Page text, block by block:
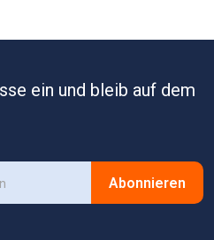
ein und bleib auf dem
Abonnieren